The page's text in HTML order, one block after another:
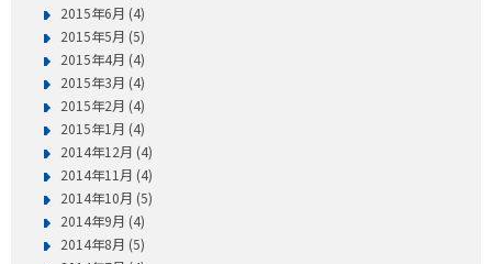
2015年6月 (4)
2015年5月 (5)
2015年4月 (4)
2015年3月 (4)
2015年2月 (4)
2015年1月 (4)
2014年12月 (4)
2014年11月 (4)
2014年10月 (5)
2014年9月 (4)
2014年8月 (5)